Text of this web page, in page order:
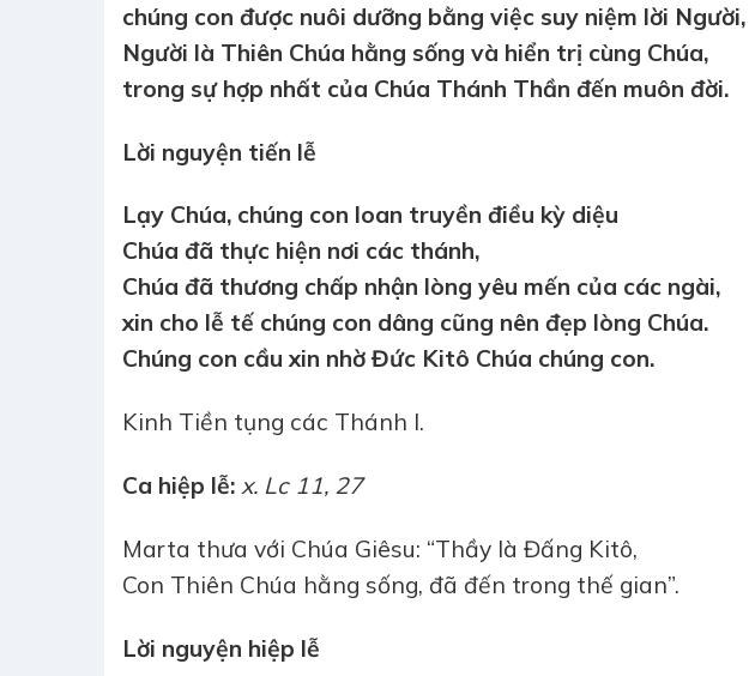
chúng con được nuôi dưỡng bằng việc suy niệm lời Người,
Người là Thiên Chúa hằng sống và hiển trị cùng Chúa,
trong sự hợp nhất của Chúa Thánh Thần đến muôn đời.
Lời nguyện tiến lễ
Lạy Chúa, chúng con loan truyền điều kỳ diệu
Chúa đã thực hiện nơi các thánh,
Chúa đã thương chấp nhận lòng yêu mến của các ngài,
xin cho lễ tế chúng con dâng cũng nên đẹp lòng Chúa.
Chúng con cầu xin nhờ Đức Kitô Chúa chúng con.
Kinh Tiền tụng các Thánh I.
Ca hiệp lễ: x. Lc 11, 27
Marta thưa với Chúa Giêsu: “Thầy là Đấng Kitô,
Con Thiên Chúa hằng sống, đã đến trong thế gian”.
Lời nguyện hiệp lễ